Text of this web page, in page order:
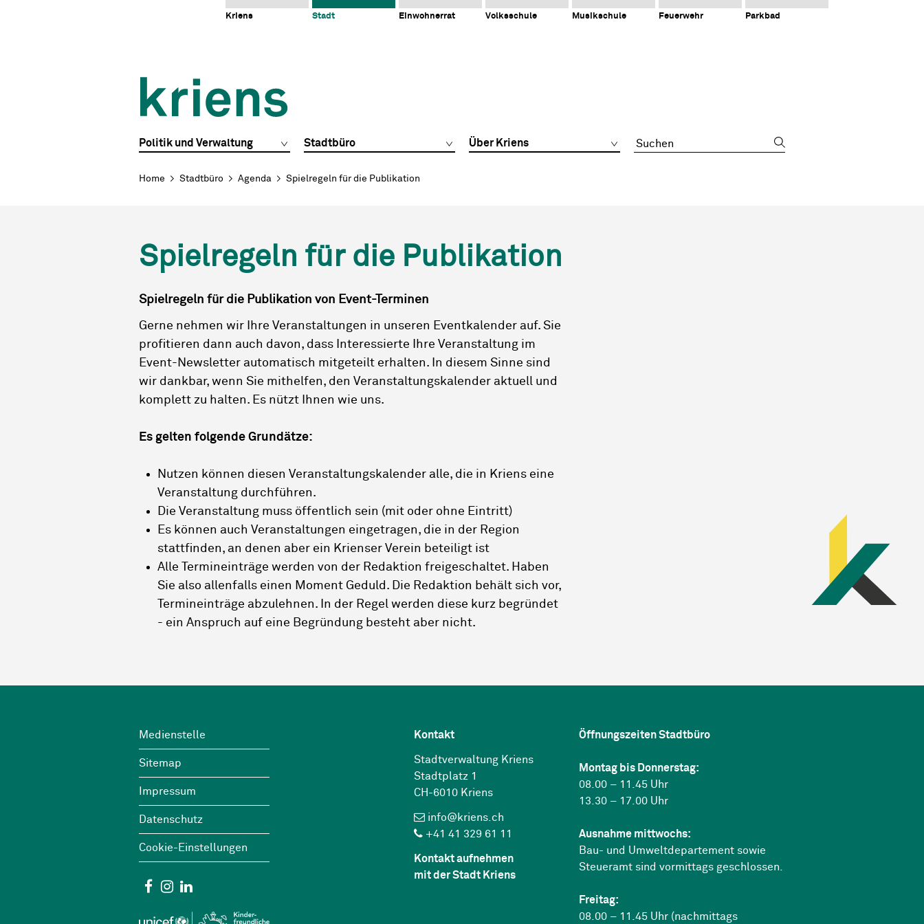
Navigieren in Kriens
Kriens Stadt Einwohnerrat Volksschule Musikschule Feuerwehr Parkbad
Hauptnavigation
Politik und Verwaltung Stadtbüro Über Kriens Suchbegriff
Breadcrumb
Home Stadtbüro Agenda Spielregeln für die Publikation
Spielregeln für die Publikation
Spielregeln für die Publikation von Event-Terminen
Gerne nehmen wir Ihre Veranstaltungen in unseren Eventkalender auf. Sie
profitieren dann auch davon, dass Interessierte Ihre Veranstaltung im
Event-Newsletter automatisch mitgeteilt erhalten. In diesem Sinne sind
wir dankbar, wenn Sie mithelfen, den Veranstaltungskalender aktuell und
komplett zu halten. Es nützt Ihnen wie uns.
Es gelten folgende Grundätze:
Nutzen können diesen Veranstaltungskalender alle, die in Kriens eine
Veranstaltung durchführen.
Die Veranstaltung muss öffentlich sein (mit oder ohne Eintritt)
Es können auch Veranstaltungen eingetragen, die in der Region
stattfinden, an denen aber ein Krienser Verein beteiligt ist
Alle Termineinträge werden von der Redaktion freigeschaltet. Haben
Sie also allenfalls einen Moment Geduld. Die Redaktion behält sich vor,
Termineinträge abzulehnen. In der Regel werden diese kurz begründet
- ein Anspruch auf eine Begründung besteht aber nicht.
Wichtige Links
Medienstelle
Sitemap
Impressum
Datenschutz
Cookie-Einstellungen
Social Media
FacebookInstagram
Kontakt
Stadtverwaltung Kriens
Stadtplatz 1
CH-6010 Kriens
info@kriens.ch
+41 41 329 61 11
Kontakt aufnehmen
mit der Stadt Kriens
Öffnungszeiten Stadtbüro
Montag bis Donnerstag:
08.00 – 11.45 Uhr
13.30 – 17.00 Uhr
Ausnahme mittwochs:
Bau- und Umweltdepartement sowie
Steueramt sind vormittags geschlossen.
Freitag:
08.00 – 11.45 Uhr (nachmittags